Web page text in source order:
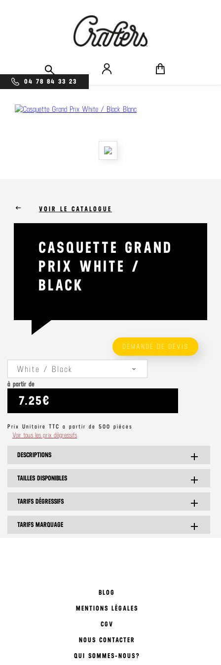
04 78 84 33 23
keyboard_backspace VOIR LE CATALOGUE
CASQUETTE GRAND
PRIX WHITE /
BLACK
DEMANDE DE DEVIS
White / Black
à partir de
7.25€
Prix Unitaire TTC a partir de 500 pièces
Voir tous les prix dégressifs
DESCRIPTIONS add
TAILLES DISPONIBLES add
TARIFS DÉGRESSIFS add
TARIFS MARQUAGE add
BLOG
MENTIONS LÉGALES
CGV
NOUS CONTACTER
QUI SOMMES-NOUS?